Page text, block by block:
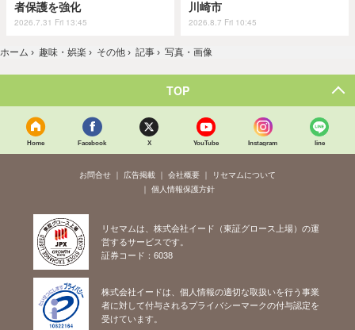
者保護を強化
2026.7.31 Fri 13:45
川崎市
2026.8.7 Fri 10:45
ホーム › 趣味・娯楽 › その他 › 記事 › 写真・画像
TOP
Home Facebook X YouTube Instagram line
お問合せ 広告掲載 会社概要
リセマムについて
個人情報保護方針
リセマムは、株式会社イード（東証グロース上場）の運
営するサービスです。
証券コード：6038
株式会社イードは、個人情報の適切な取扱いを行う事業
者に対して付与されるプライバシーマークの付与認定を
受けています。